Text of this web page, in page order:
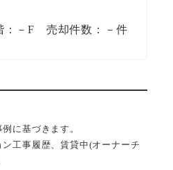
：－F 売却件数：－件
に基づきます。
工事履歴、賃貸中(オーナーチ